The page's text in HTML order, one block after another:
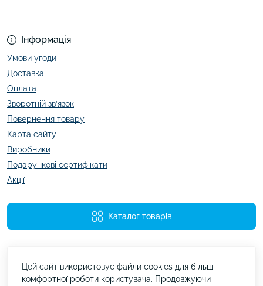
Інформація
Умови угоди
Доставка
Оплата
Зворотній зв’язок
Повернення товару
Карта сайту
Виробники
Подарункові сертифікати
Акції
Каталог товарів
Цей сайт використовує файли cookies для більш
комфортної роботи користувача. Продовжуючи